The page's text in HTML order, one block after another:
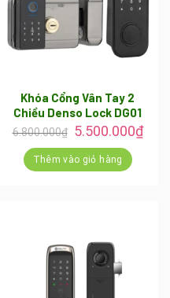
Khóa Cổng Vân Tay 2
Chiều Denso Lock DG01
6.800.000₫ Giá
gốc
là:
6.800.000₫.
5.500.000₫Giá
hiện
Thêm vào giỏ hàng